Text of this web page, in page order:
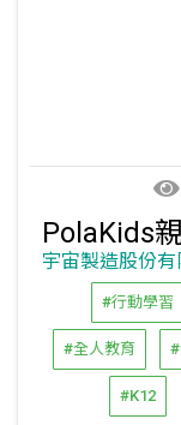
#行動學習
#全人教育
#K12